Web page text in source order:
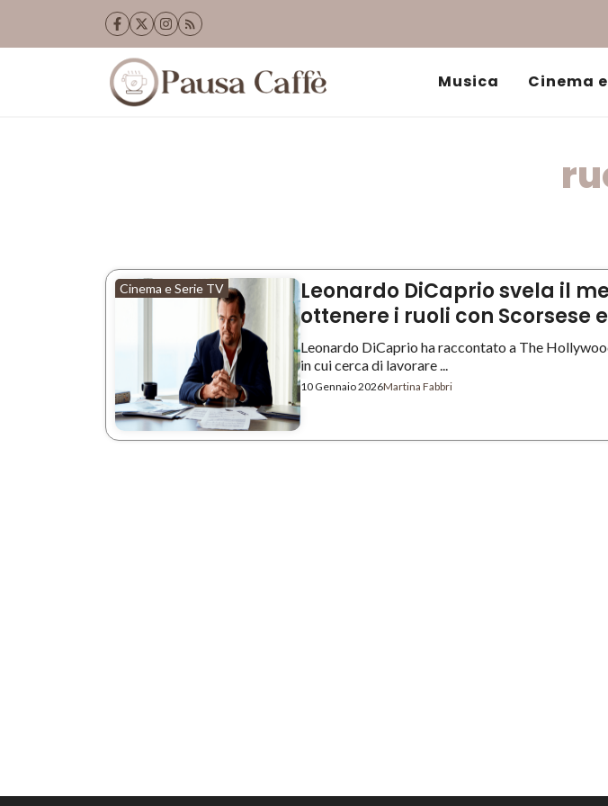
Musica Cinema
Cinema e Serie TV
Leonardo DiCaprio svela il
ottenere i ruoli con Scorsese
Leonardo DiCaprio ha raccontato a The
in cui cerca di lavorare ...
10 Gennaio 2026Martina Fabbri